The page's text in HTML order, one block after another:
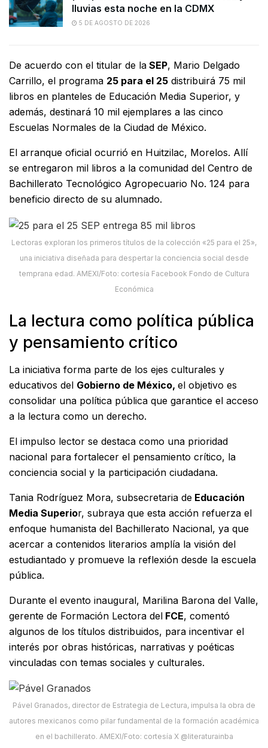
lluvias esta noche en la CDMX
5 DE AGOSTO DE 2026
De acuerdo con el titular de la SEP, Mario Delgado
Carrillo, el programa 25 para el 25 distribuirá 75 mil
libros en planteles de Educación Media Superior, y
además, destinará 10 mil ejemplares a las cinco
Escuelas Normales de la Ciudad de México.
El arranque oficial ocurrió en Huitzilac, Morelos. Allí
se entregaron mil libros a la comunidad del Centro de
Bachillerato Tecnológico Agropecuario No. 124 para
beneficio directo de su alumnado.
Lectoras exploran los primeros títulos de la colección «25 para el 25»,
una iniciativa diseñada para despertar la conciencia social desde
temprana edad. AMEXI/Foto: cortesía Facebook Fondo de Cultura
Económica
La lectura como política pública
y pensamiento crítico
La iniciativa forma parte de los ejes culturales y
educativos del Gobierno de México, el objetivo es
consolidar una política pública que garantice el acceso
a la lectura como un derecho.
El impulso lector se destaca como una prioridad
nacional para fortalecer el pensamiento crítico, la
conciencia social y la participación ciudadana.
Tania Rodríguez Mora, subsecretaria de Educación
Media Superior, subraya que esta acción refuerza el
enfoque humanista del Bachillerato Nacional, ya que
acercar a contenidos literarios amplía la visión del
estudiantado y promueve la reflexión desde la escuela
pública.
Durante el evento inaugural, Marilina Barona del Valle,
gerente de Formación Lectora del FCE, comentó
algunos de los títulos distribuidos, para incentivar el
interés por obras históricas, narrativas y poéticas
vinculadas con temas sociales y culturales.
Pável Granados, director de Estrategia de Lectura, impulsa la obra de
autores mexicanos como pilar fundamental de la formación académica
en el bachillerato. AMEXI/Foto: cortesía X @literaturainba